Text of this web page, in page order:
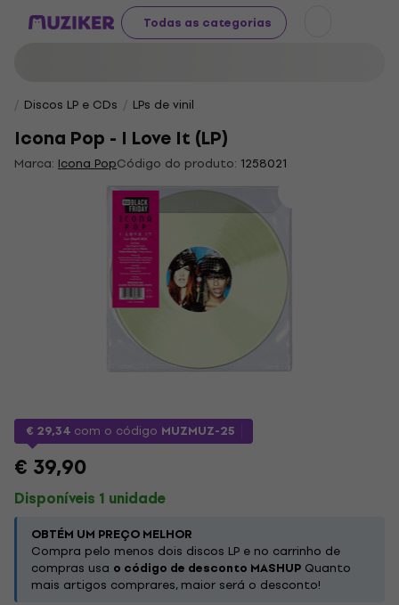
Todas as categorias
Discos LP e CDs LPs de vinil
Icona Pop - I Love It (LP)
Marca: Icona PopCódigo do produto: 1258021
€ 29,34 com o código MUZMUZ-25
€ 39,90
Disponíveis 1 unidade
OBTÉM UM PREÇO MELHOR
Compra pelo menos dois discos LP e no carrinho de
compras usa o código de desconto MASHUP Quanto
mais artigos comprares, maior será o desconto!